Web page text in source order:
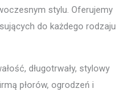
stylu. Oferujemy
do każdego rodzaju
długotrwały, stylowy
płorów, ogrodzeń i